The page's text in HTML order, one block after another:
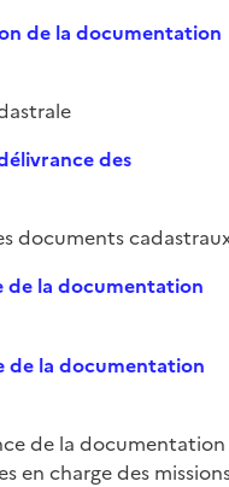
de la documentation
des
documents
de la documentation
de la documentation
de la documentation
en charge des